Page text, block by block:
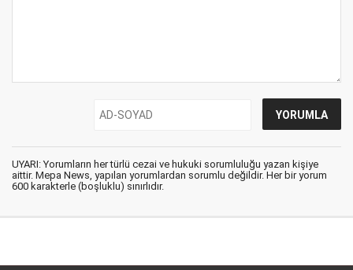
UYARI: Yorumların her türlü cezai ve hukuki sorumluluğu yazan kişiye
aittir. Mepa News, yapılan yorumlardan sorumlu değildir. Her bir yorum
600 karakterle (boşluklu) sınırlıdır.